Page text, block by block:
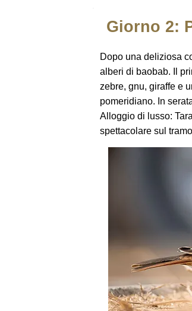
Giorno 2:
Dopo una deliziosa
alberi di baobab. Il
zebre, gnu, giraffe e
pomeridiano. In
Alloggio di lusso:
spettacolare sul